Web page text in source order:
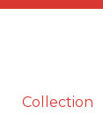
Collection